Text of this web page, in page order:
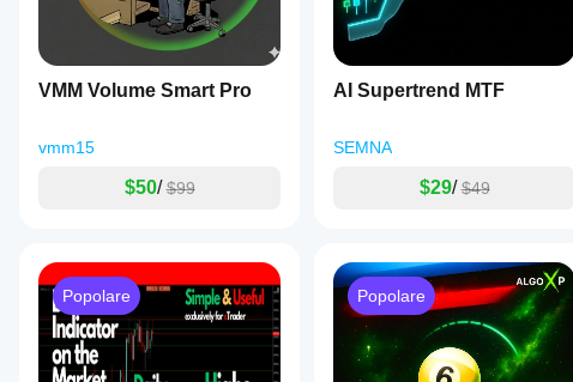
VMM Volume Smart Pro
vmm15
$50/ $99
AI Supertrend MTF
SEMNA
$29/ $49
Popolare Popolare